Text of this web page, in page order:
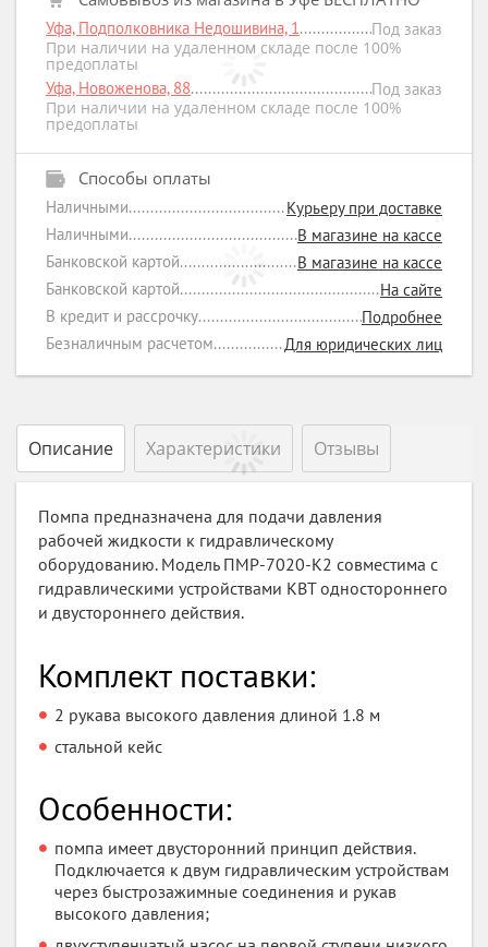
Уфа, Подполковника Недошивина, 1
Под заказ
При наличии на удаленном складе после 100%
предоплаты
Уфа, Новоженова, 88
Под заказ
При наличии на удаленном складе после 100%
предоплаты
Способы оплаты
Наличными
Курьеру при доставке
Наличными
В магазине на кассе
Банковской картой
В магазине на кассе
Банковской картой
На сайте
В кредит и рассрочку
Подробнее
Безналичным расчетом
Для юридических лиц
Описание Характеристики Отзывы
Помпа предназначена для подачи давления
рабочей жидкости к гидравлическому
оборудованию. Модель ПМР-7020-К2 совместима с
гидравлическими устройствами КВТ одностороннего
и двустороннего действия.
Комплект поставки:
2 рукава высокого давления длиной 1.8 м
стальной кейс
Особенности:
помпа имеет двусторонний принцип действия.
Подключается к двум гидравлическим устройствам
через быстрозажимные соединения и рукав
высокого давления;